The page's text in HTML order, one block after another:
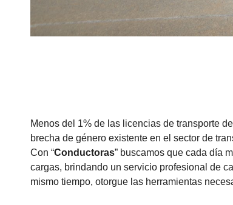
Menos del 1% de las licencias de transporte
brecha de género existente en el sector de
Con “Conductoras” buscamos que cada día
cargas, brindando un servicio profesional de
mismo tiempo, otorgue las herramientas